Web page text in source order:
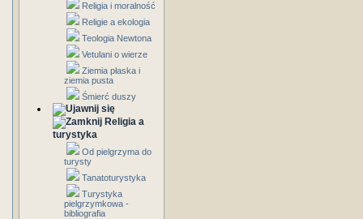
Religia i moralność
Religie a ekologia
Teologia Newtona
Vetulani o wierze
Ziemia płaska i
ziemia pusta
Śmierć duszy
Religia a
turystyka
Od pielgrzyma do
turysty
Tanatoturystyka
Turystyka
pielgrzymkowa -
bibliografia